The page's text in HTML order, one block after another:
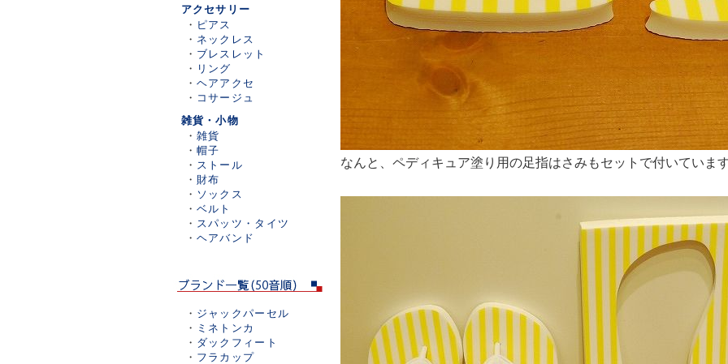
アクセサリー
・ ピアス
・ ネックレス
・ ブレスレット
・ リング
・ ヘアアクセ
・ コサージュ
雑貨・小物
・ 雑貨
・ 帽子
・ ストール
・ 財布
・ ソックス
・ ベルト
・ スパッツ・タイツ
・ ヘアバンド
・ ジャックパーセル
・ ミネトンカ
・ ダックフィート
・ フラカップ
なんと、ペディキュア塗り用の足指はさみもセットで付いていま